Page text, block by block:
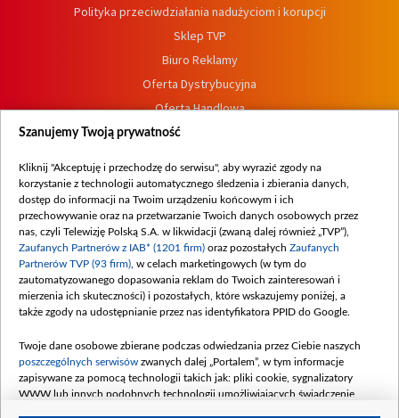
Polityka przeciwdziałania nadużyciom i korupcji
Sklep TVP
Biuro Reklamy
Oferta Dystrybucyjna
Oferta Handlowa
Dostępność
Procedura zgłoszeń wewnętrznych
Szanujemy Twoją prywatność
Kliknij "Akceptuję i przechodzę do serwisu", aby wyrazić zgody na
korzystanie z technologii automatycznego śledzenia i zbierania danych,
dostęp do informacji na Twoim urządzeniu końcowym i ich
przechowywanie oraz na przetwarzanie Twoich danych osobowych przez
nas, czyli Telewizję Polską S.A. w likwidacji (zwaną dalej również „TVP”),
Zaufanych Partnerów z IAB* (1201 firm) oraz pozostałych Zaufanych
Partnerów TVP (93 firm) , w celach marketingowych (w tym do
zautomatyzowanego dopasowania reklam do Twoich zainteresowań i
mierzenia ich skuteczności) i pozostałych, które wskazujemy poniżej, a
także zgody na udostępnianie przez nas identyfikatora PPID do Google.
Twoje dane osobowe zbierane podczas odwiedzania przez Ciebie naszych
poszczególnych serwisów zwanych dalej „Portalem”, w tym informacje
zapisywane za pomocą technologii takich jak: pliki cookie, sygnalizatory
WWW lub innych podobnych technologii umożliwiających świadczenie